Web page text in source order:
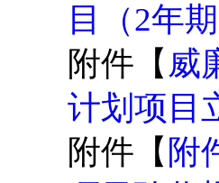
目（2年
附件【 威
计划项目
附件【 附